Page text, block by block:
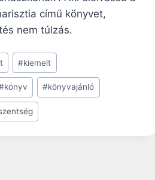
című könyvet,
nem túlzás.
#kiemelt
könyv #könyvajánló